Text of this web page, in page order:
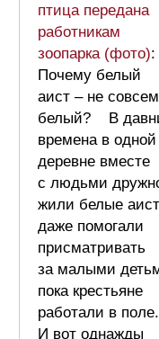
птица передана
работникам
зоопарка (фото):
Почему белый
аист – не совсем
белый? В
времена в одной
деревне вместе
с людьми
жили белые
даже помогали
присматривать
за малыми
пока крестьяне
работали в поле.
И вот однажды